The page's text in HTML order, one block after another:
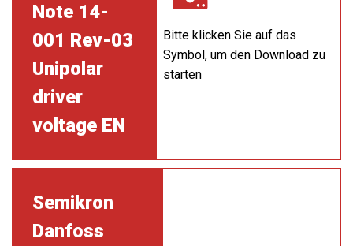
Note 14-
001 Rev-03
Unipolar
driver
voltage EN
Bitte klicken Sie auf das
Symbol, um den Download zu
starten
Semikron
Danfoss